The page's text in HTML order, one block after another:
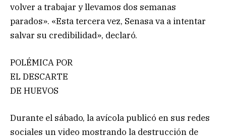
volver a trabajar y llevamos dos semanas
parados». «Esta tercera vez, Senasa va a intentar
salvar su credibilidad», declaró.
POLÉMICA POR
EL DESCARTE
DE HUEVOS
Durante el sábado, la avícola publicó en sus redes
sociales un video mostrando la destrucción de